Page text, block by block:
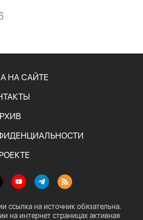
НА САЙТЕ
ссылка на источник обязательна.
на интернет страницах активная